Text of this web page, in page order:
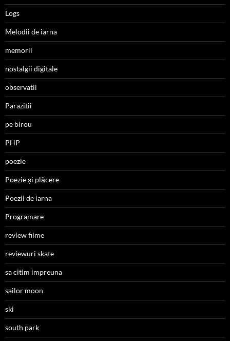
Logs
Melodii de iarna
memorii
nostalgii digitale
observatii
Parazitii
pe birou
PHP
poezie
Poezie și plăcere
Poezii de iarna
Programare
review filme
reviewuri skate
sa citim impreuna
sailor moon
ski
south park